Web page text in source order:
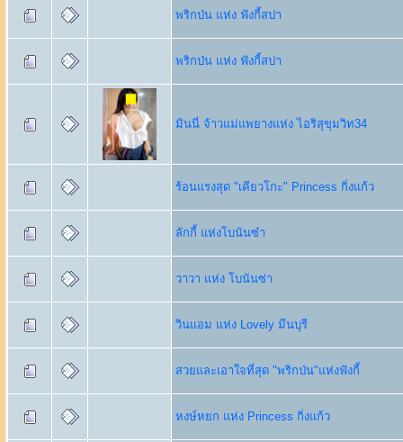
พริกป่น แห่ง ฟังกี้สปา
พริกป่น แห่ง ฟังกี้สปา
มินนี่ จ้าวแม่แพยางแห่ง ไอริสุขุมวิท34
ร้อนแรงสุด "เคียวโกะ" Princess กิ่งแก้ว
ลักกี้ แห่งโบนันซ๋า
วาวา แห่ง โบนันซ่า
วินแอม แห่ง Lovely มีนบุรี
สวยและเอาใจที่สุด "พริกป่น"แห่งฟังกี้
หงษ์หยก แห่ง Princess กิ่งแก้ว